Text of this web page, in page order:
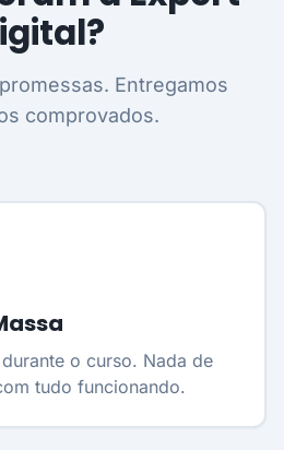
Entregamos
comprovados.
o curso. Nada de
tudo funcionando.